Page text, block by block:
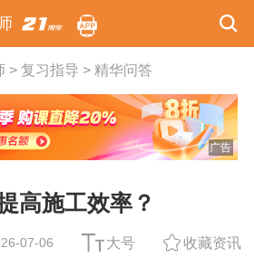
> 复习指导 > 精华问答
广告
高施工效率？
07-06 大号 收藏资讯